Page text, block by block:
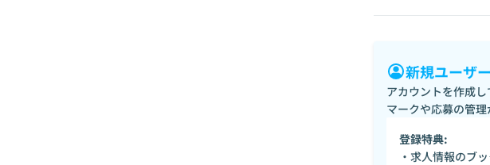
新規ユーザ
アカウントを作成
マークや応募の管理
登録特典:
・求人情報のブ